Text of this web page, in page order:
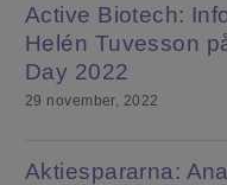
Active Biotech:
Helén Tuvesson
Day 2022
29 november, 2022
Aktiespararna: